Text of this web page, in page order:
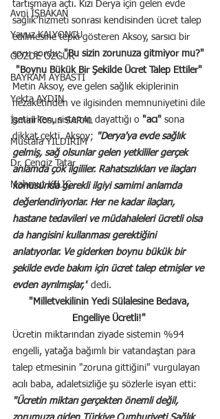
Avni İŞBAKAN
Yavuz KALYONCU
GÖZDE ÖZGÜR
BAYRAM AYBASTI
Yekta AYDIN
İsmail Tosun SARAL
Mustafa YILDIRIM
Dr. Cengiz Tatar
Mahmut KILIÇ
tartışmaya açtı. Kızı Derya için gelen evde
sağlık hizmeti sonrası kendisinden ücret talep
edilmesine tepki gösteren Aksoy, sarsıcı bir
soru sordu: "Bu sizin zorunuza gitmiyor mu?"
"Boynu Bükük Bir Şekilde Ücret Talep Ettiler"
Metin Aksoy, eve gelen sağlık ekiplerinin
nezaketinden ve ilgisinden memnuniyetini dile
getirirken, sistemin dayattığı o "acı" sona
dikkat çekti. Aksoy; "Derya'ya evde sağlık
gelmiş, sağ olsunlar gelen yetkililer gerçek
anlamda çok ilgililer. Rahatsızlıkları ve ilaçları
konusunda gerekli ilgiyi samimi anlamda
değerlendiriyorlar. Her ne kadar ilaçları,
hastane tedavileri ve müdahaleleri ücretli olsa
da hangisini kullanması gerektiğini
anlatıyorlar. Ve giderken boynu bükük bir
şekilde evde bakım için ücret talep etmişler ve
evden ayrılmışlar," dedi.
"Milletvekilinin Yedi Sülalesine Bedava,
Engelliye Ücretli!"
Ücretin miktarından ziyade sistemin %94
engelli, yatağa bağımlı bir vatandaştan para
talep etmesinin "zoruna gittiğini" vurgulayan
acılı baba, adaletsizliğe şu sözlerle isyan etti:
"Ücretin miktarı gerçekten önemli değil,